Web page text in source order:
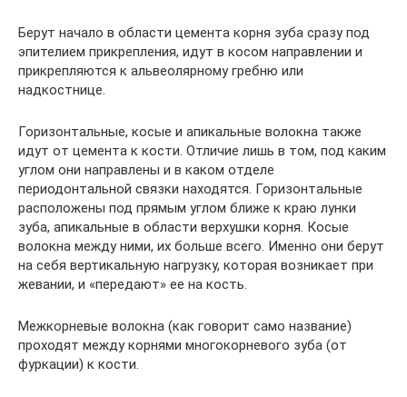
Берут начало в области цемента корня зуба сразу под
эпителием прикрепления, идут в косом направлении и
прикрепляются к альвеолярному гребню или
надкостнице.
Горизонтальные, косые и апикальные волокна также
идут от цемента к кости. Отличие лишь в том, под каким
углом они направлены и в каком отделе
периодонтальной связки находятся. Горизонтальные
расположены под прямым углом ближе к краю лунки
зуба, апикальные в области верхушки корня. Косые
волокна между ними, их больше всего. Именно они берут
на себя вертикальную нагрузку, которая возникает при
жевании, и «передают» ее на кость.
Межкорневые волокна (как говорит само название)
проходят между корнями многокорневого зуба (от
фуркации) к кости.